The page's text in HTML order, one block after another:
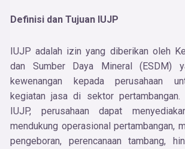
Definisi dan Tujuan IUJP
IUJP adalah izin yang diberikan oleh
dan Sumber Daya Mineral (ESDM)
kewenangan kepada perusahaan
kegiatan jasa di sektor pertambangan.
IUJP, perusahaan dapat
mendukung operasional pertambangan,
pengeboran, perencanaan tambang,